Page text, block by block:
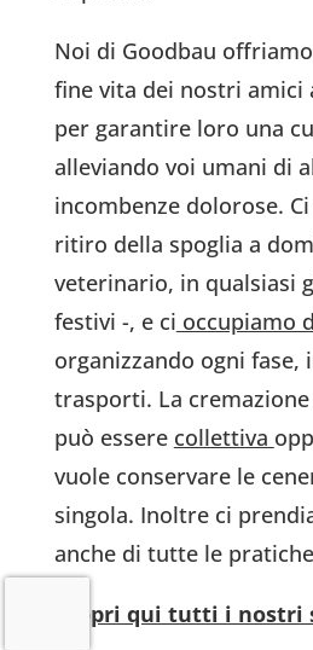
Noi di Goodbau
fine vita dei nostri amici
per garantire loro una
alleviando voi umani di
incombenze dolorose.
ritiro della spoglia a
veterinario, in qualsiasi
festivi -, e ci occupiamo
organizzando ogni fase,
trasporti. La
può essere collettiva
vuole conservare le
singola. Inoltre ci
anche di tutte le
Scopri qui tutti i nostri